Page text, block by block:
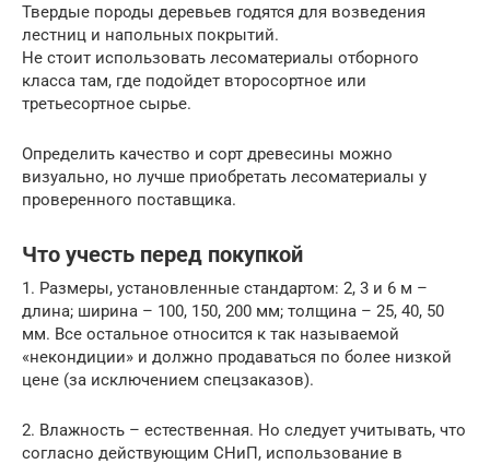
Твердые породы деревьев годятся для возведения
лестниц и напольных покрытий.
Не стоит использовать лесоматериалы отборного
класса там, где подойдет второсортное или
третьесортное сырье.
Определить качество и сорт древесины можно
визуально, но лучше приобретать лесоматериалы у
проверенного поставщика.
Что учесть перед покупкой
1. Размеры, установленные стандартом: 2, 3 и 6 м –
длина; ширина – 100, 150, 200 мм; толщина – 25, 40, 50
мм. Все остальное относится к так называемой
«некондиции» и должно продаваться по более низкой
цене (за исключением спецзаказов).
2. Влажность – естественная. Но следует учитывать, что
согласно действующим СНиП, использование в